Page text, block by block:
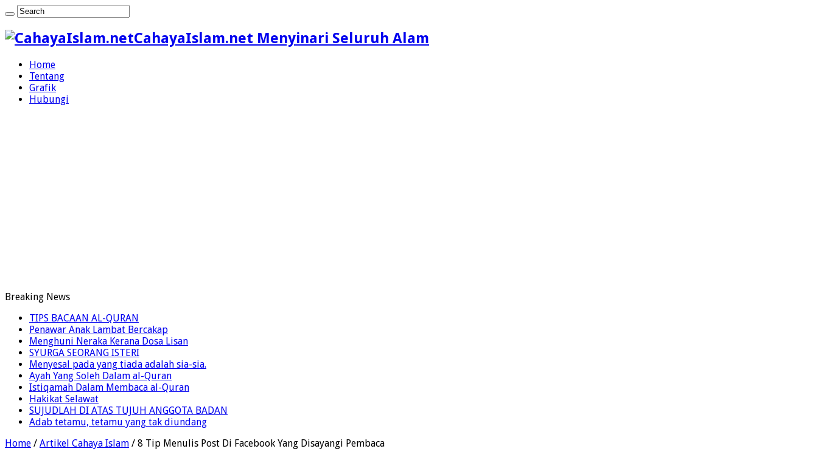
CahayaIslam.net Menyinari Seluruh Alam
Home
Tentang
Grafik
Hubungi
Breaking News
TIPS BACAAN AL-QURAN
Penawar Anak Lambat Bercakap
Menghuni Neraka Kerana Dosa Lisan
SYURGA SEORANG ISTERI
Menyesal pada yang tiada adalah sia-sia.
Ayah Yang Soleh Dalam al-Quran
Istiqamah Dalam Membaca al-Quran
Hakikat Selawat
SUJUDLAH DI ATAS TUJUH ANGGOTA BADAN
Adab tetamu, tetamu yang tak diundang
Home / Artikel Cahaya Islam / 8 Tip Menulis Post Di Facebook Yang Disayangi Pembaca